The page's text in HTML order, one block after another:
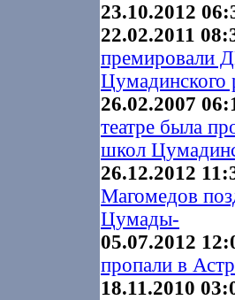
23.10.2012
22.02.2011
премировали
Цумадинского
26.02.2007
театре была
школ
26.12.2012
Магомедов
Цумады-
05.07.2012
пропали в
18.11.2010